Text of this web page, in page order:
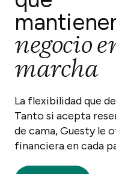
negocio
marcha
La flexibilidad que
Tanto si acepta
de cama, Guesty le
financiera en cada